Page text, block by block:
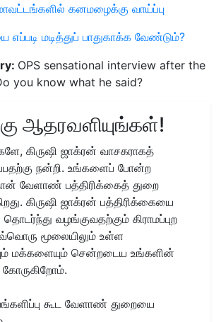
கனமழைக்கு வாய்ப்பு
எப்படி மடித்துப் பாதுகாக்க வேண்டும்?
OPS sensational interview after the
you know what he said?
ஆதரவளியுங்கள்!
கிருஷி ஜாக்ரன் வாசகராகத்
நன்றி. உங்களைப் போன்ற
வேளாண் பத்திரிக்கைத் துறை
கிருஷி ஜாக்ரன் பத்திரிக்கையை
வழங்குவதற்கும் கிராமப்புற
மூலையிலும் உள்ள
மக்களையும் சென்றடைய உங்களின்
கூட வேளாண் துறையை